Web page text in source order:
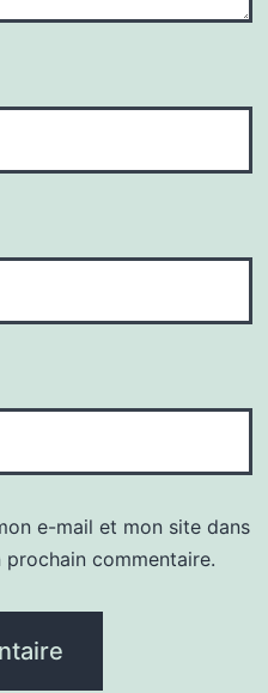
e-mail et mon site dans
commentaire.